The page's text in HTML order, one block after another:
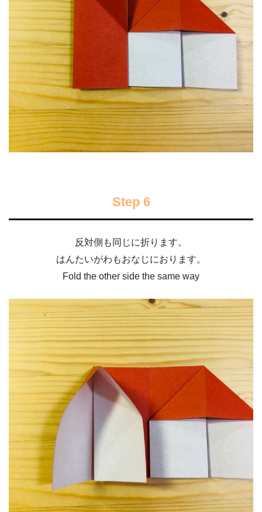
Step 6
反対側も同じに折ります。
はんたいがわもおなじにおります。
Fold the other side the same way